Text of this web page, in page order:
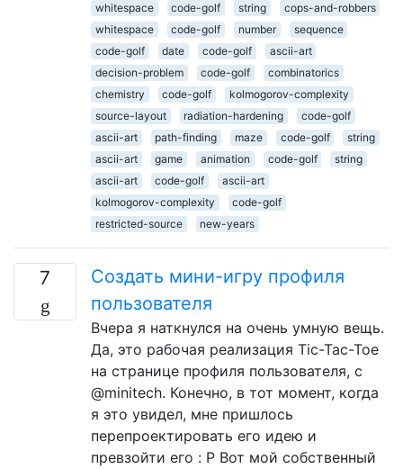
whitespace
code-golf string
cops-and-robbers
whitespace
code-golf number
sequence
code-golf
date code-golf
ascii-art
decision-problem
code-golf
combinatorics
chemistry
code-golf
kolmogorov-complexity
source-layout
radiation-hardening
code-golf
ascii-art
path-finding maze code-golf
string
ascii-art
game animation code-golf
string
ascii-art
code-golf
ascii-art
kolmogorov-complexity
code-golf
restricted-source
new-years
7
Создать мини-игру профиля
пользователя
Вчера я наткнулся на очень умную вещь.
Да, это рабочая реализация Tic-Tac-Toe
на странице профиля пользователя, с
@minitech. Конечно, в тот момент, когда
я это увидел, мне пришлось
перепроектировать его идею и
превзойти его : P Вот мой собственный